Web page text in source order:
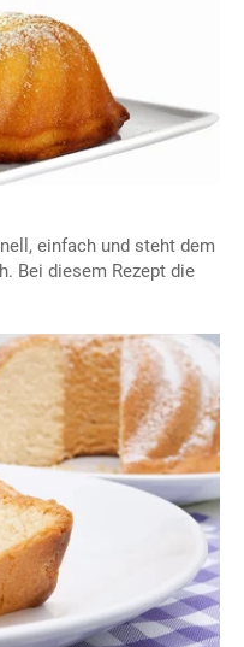
einfach und steht dem
Bei diesem Rezept die